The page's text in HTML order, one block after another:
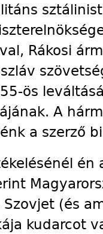
Rákosi
ös
A
a szerző
(és
kudarcot